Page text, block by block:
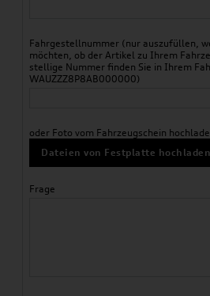
Fahrgestellnummer (nur auszufüllen,
möchten, ob der Artikel zu Ihrem
stellige Nummer finden Sie in Ihrem
WAUZZZ8P8AB000000)
oder Foto vom Fahrzeugschein
Dateien von Festplatte hochladen
Frage